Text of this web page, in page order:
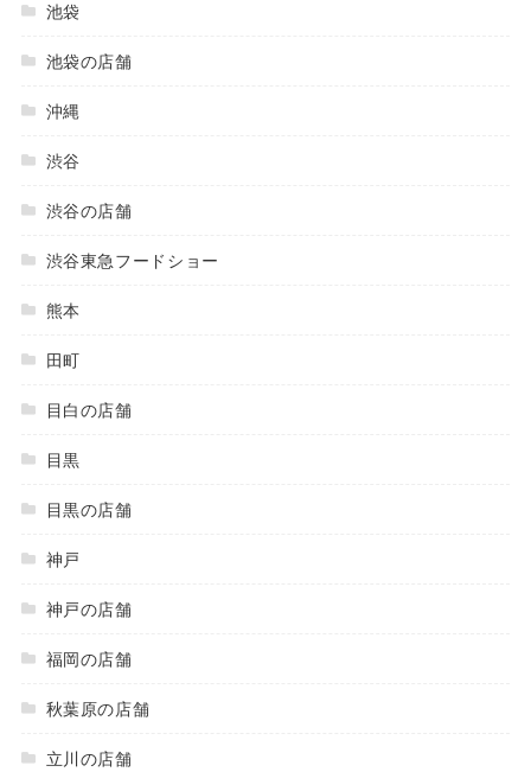
池袋
池袋の店舗
沖縄
渋谷
渋谷の店舗
渋谷東急フードショー
熊本
田町
目白の店舗
目黒
目黒の店舗
神戸
神戸の店舗
福岡の店舗
秋葉原の店舗
立川の店舗